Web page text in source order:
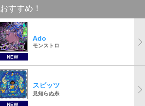
おすすめ！
NEW
Ado
モンストロ
NEW
スピッツ
見知らぬ糸